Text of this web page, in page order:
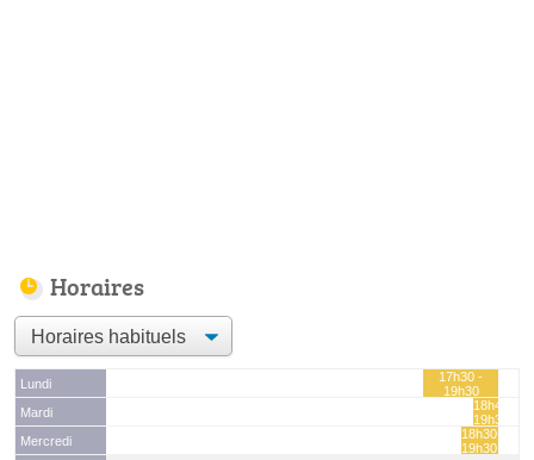
Horaires
Lundi
17h30 -
19h30
Mardi
18h45 -
19h30
Mercredi
18h30 -
19h30